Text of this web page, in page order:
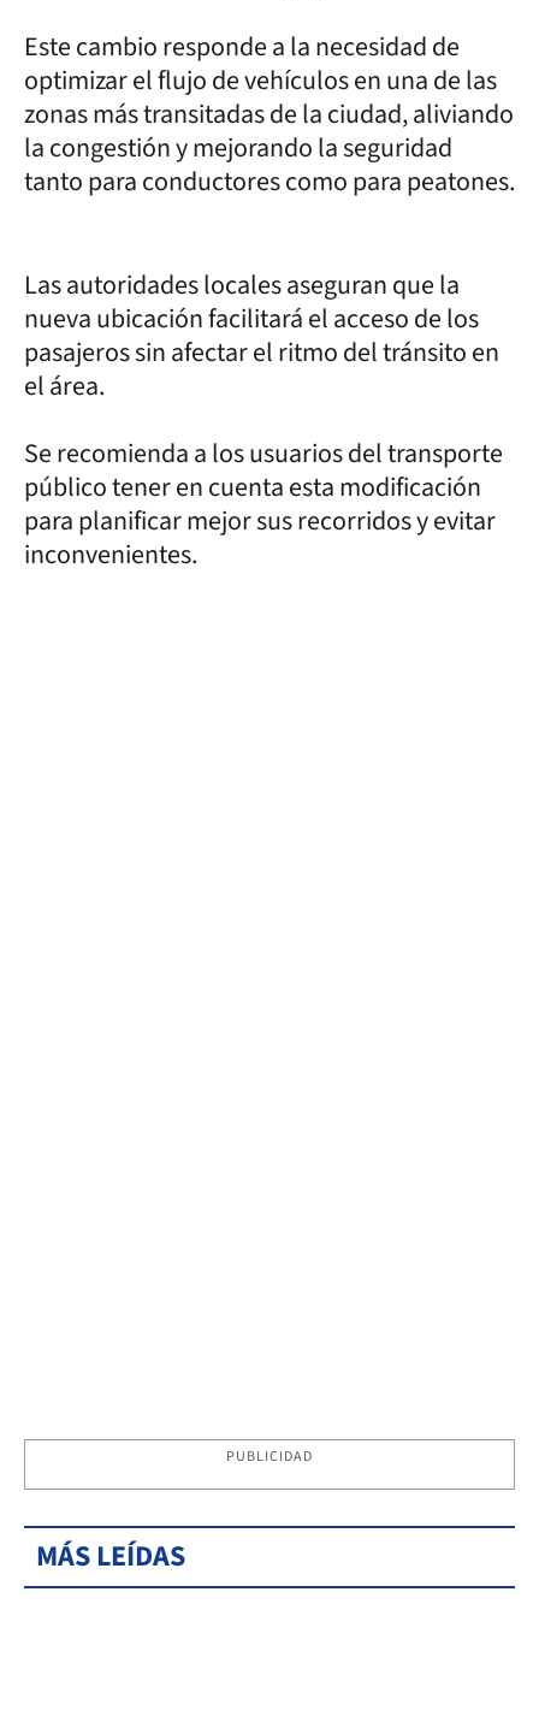
Este cambio responde a la necesidad de
optimizar el flujo de vehículos en una de las
zonas más transitadas de la ciudad, aliviando
la congestión y mejorando la seguridad
tanto para conductores como para peatones.
Las autoridades locales aseguran que la
nueva ubicación facilitará el acceso de los
pasajeros sin afectar el ritmo del tránsito en
el área.
Se recomienda a los usuarios del transporte
público tener en cuenta esta modificación
para planificar mejor sus recorridos y evitar
inconvenientes.
PUBLICIDAD
MÁS LEÍDAS